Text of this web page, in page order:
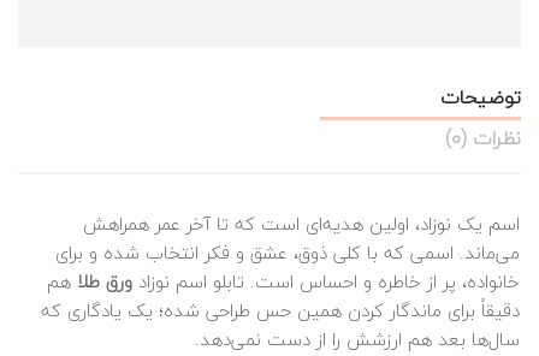
توضیحات
نظرات (0)
اسم یک نوزاد، اولین هدیه‌ای است که تا آخر عمر همراهش
می‌ماند. اسمی که با کلی ذوق، عشق و فکر انتخاب شده و برای
خانواده، پر از خاطره و احساس است. تابلو اسم نوزاد ورق طلا هم
دقیقاً برای ماندگار کردن همین حس طراحی شده؛ یک یادگاری که
سال‌ها بعد هم ارزشش را از دست نمی‌دهد.